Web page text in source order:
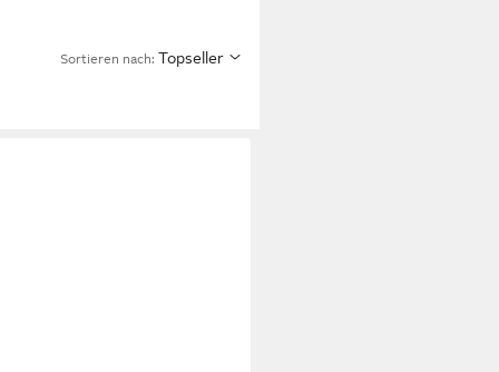
Sortieren nach: Topseller